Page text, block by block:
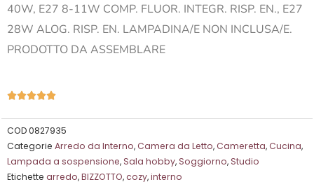
40W, E27 8-11W COMP. FLUOR. INTEGR. RISP. EN., E27
28W ALOG. RISP. EN. LAMPADINA/E NON INCLUSA/E.
PRODOTTO DA ASSEMBLARE
Valutazione
su
5
COD0827935
Categorie Arredo da Interno,Camera da Letto,Cameretta,Cucina,
Lampada a sospensione,Sala hobby,Soggiorno,Studio
Etichette arredo,BIZZOTTO,cozy,interno